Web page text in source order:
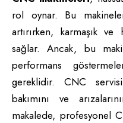
rol oynar. Bu
artırırken, karmaşık ve
sağlar. Ancak, bu
performans
gereklidir. CNC
bakımını ve
makalede, profesyonel